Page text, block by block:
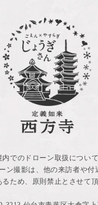
内でのドローン取扱について
ン撮影は、他の来訪者や付
ため、原則禁止とさせて